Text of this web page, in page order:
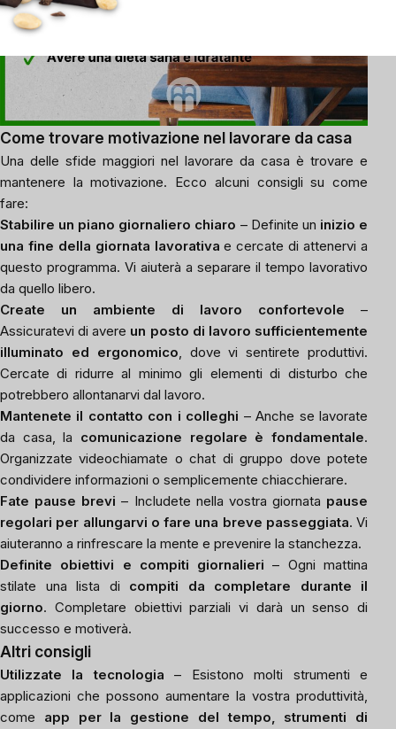
Come trovare motivazione nel lavorare da casa
Una delle sfide maggiori nel lavorare da casa è trovare e
mantenere la motivazione. Ecco alcuni consigli su come
fare:
Stabilire un piano giornaliero chiaro – Definite un inizio e
una fine della giornata lavorativa e cercate di attenervi a
questo programma. Vi aiuterà a separare il tempo lavorativo
da quello libero.
Create un ambiente di lavoro confortevole –
Assicuratevi di avere un posto di lavoro sufficientemente
illuminato ed ergonomico, dove vi sentirete produttivi.
Cercate di ridurre al minimo gli elementi di disturbo che
potrebbero allontanarvi dal lavoro.
Mantenete il contatto con i colleghi – Anche se lavorate
da casa, la comunicazione regolare è fondamentale.
Organizzate videochiamate o chat di gruppo dove potete
condividere informazioni o semplicemente chiacchierare.
Fate pause brevi – Includete nella vostra giornata pause
regolari per allungarvi o fare una breve passeggiata. Vi
aiuteranno a rinfrescare la mente e prevenire la stanchezza.
Definite obiettivi e compiti giornalieri – Ogni mattina
stilate una lista di compiti da completare durante il
giorno. Completare obiettivi parziali vi darà un senso di
successo e motiverà.
Altri consigli
Utilizzate la tecnologia – Esistono molti strumenti e
applicazioni che possono aumentare la vostra produttività,
come app per la gestione del tempo, strumenti di